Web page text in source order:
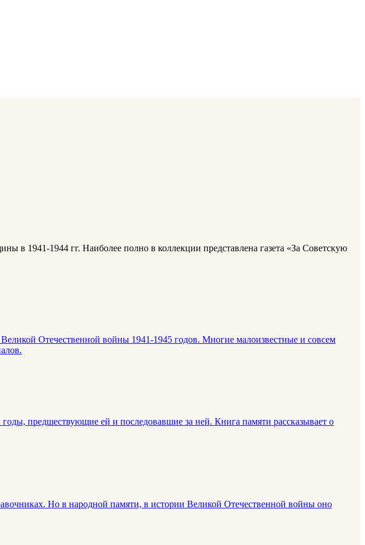
в 1941-1944 гг. Наиболее полно в коллекции представлена газета «За Советскую
Отечественной войны 1941-1945 годов. Многие малоизвестные и совсем
предшествующие ей и последовавшие за ней. Книга памяти рассказывает о
Но в народной памяти, в истории Великой Отечественной войны оно